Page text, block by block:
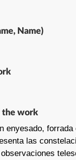
Name)
the work
enyesado, forrada
las